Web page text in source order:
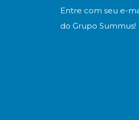
Entre com seu e-
do Grupo Summus!